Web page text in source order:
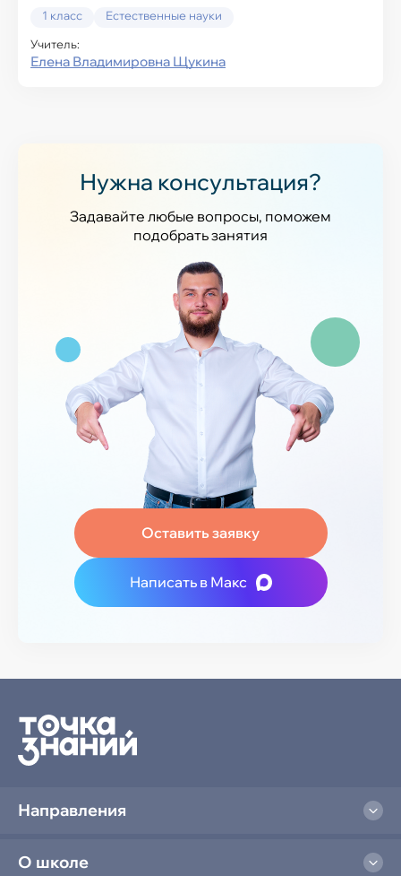
1 класс
Естественные науки
Учитель:
Елена Владимировна Щукина
Нужна консультация?
Задавайте любые вопросы, поможем
подобрать занятия
Оставить заявку
Написать в Макс
Направления
О школе